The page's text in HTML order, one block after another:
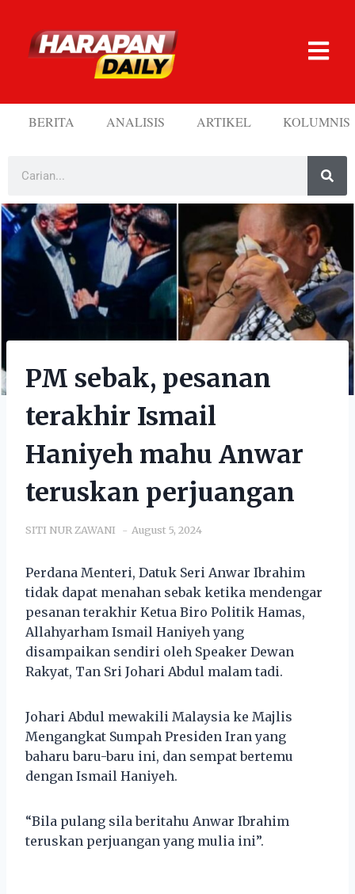
BERITA ANALISIS ARTIKEL KOLUMNIS
PM sebak, pesanan
terakhir Ismail
Haniyeh mahu Anwar
teruskan perjuangan
SITI NUR ZAWANI August 5, 2024
Perdana Menteri, Datuk Seri Anwar Ibrahim
tidak dapat menahan sebak ketika mendengar
pesanan terakhir Ketua Biro Politik Hamas,
Allahyarham Ismail Haniyeh yang
disampaikan sendiri oleh Speaker Dewan
Rakyat, Tan Sri Johari Abdul malam tadi.
Johari Abdul mewakili Malaysia ke Majlis
Mengangkat Sumpah Presiden Iran yang
baharu baru-baru ini, dan sempat bertemu
dengan Ismail Haniyeh.
“Bila pulang sila beritahu Anwar Ibrahim
teruskan perjuangan yang mulia ini”.